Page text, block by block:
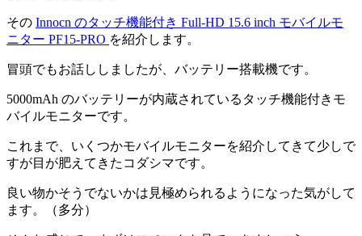
その Innocn のタッチ機能付き Full-HD 15.6 inch モバイルモ
ニター PF15-PRO を紹介します。
冒頭でもお話ししましたが、バッテリー搭載機です。
5000mAh のバッテリーが内蔵されているタッチ機能付きモ
バイルモニターです。
これまで、いくつかモバイルモニターを紹介してきて少しで
すが目が肥えてきたコダシマです。
良い物かそうでないかは見極められるようになった気がして
ます。（多分）